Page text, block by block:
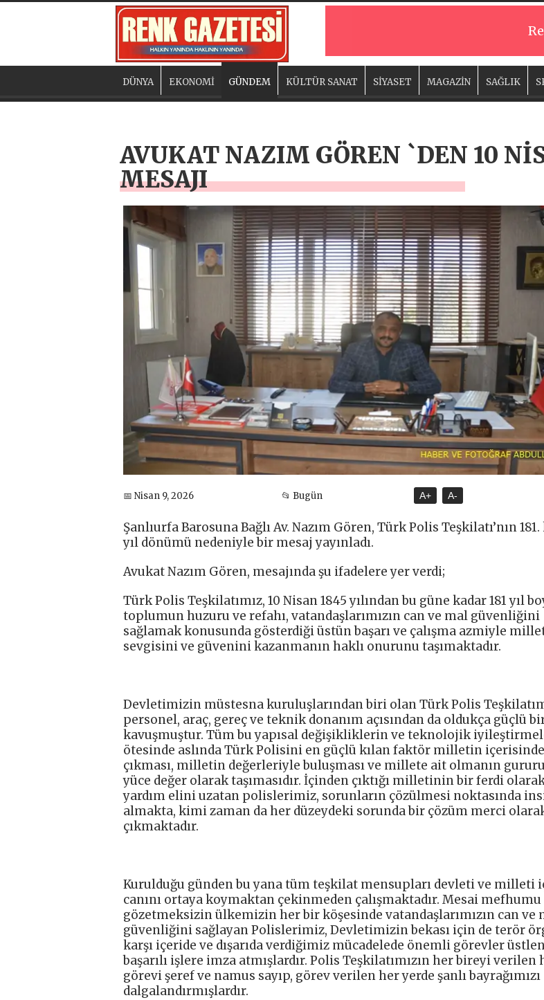
DÜNYA EKONOMİ GÜNDEM KÜLTÜR SANAT SİYASET MAGAZİN SAĞLIK
AVUKAT NAZIM GÖREN `DEN 10
MESAJI
📅 Nisan 9, 2026 📂 Bugün A+ A-
Şanlıurfa Barosuna Bağlı Av. Nazım Gören, Türk Polis Teşkilatı’nın
yıl dönümü nedeniyle bir mesaj yayınladı.
Avukat Nazım Gören, mesajında şu ifadelere yer verdi;
Türk Polis Teşkilatımız, 10 Nisan 1845 yılından bu güne kadar 181 yıl
toplumun huzuru ve refahı, vatandaşlarımızın can ve mal güvenliğini
sağlamak konusunda gösterdiği üstün başarı ve çalışma azmiyle
sevgisini ve güvenini kazanmanın haklı onurunu taşımaktadır.
Devletimizin müstesna kuruluşlarından biri olan Türk Polis
personel, araç, gereç ve teknik donanım açısından da oldukça güçlü
kavuşmuştur. Tüm bu yapısal değişikliklerin ve teknolojik
ötesinde aslında Türk Polisini en güçlü kılan faktör milletin
çıkması, milletin değerleriyle buluşması ve millete ait olmanın
yüce değer olarak taşımasıdır. İçinden çıktığı milletinin bir ferdi
yardım elini uzatan polislerimiz, sorunların çözülmesi noktasında
almakta, kimi zaman da her düzeydeki sorunda bir çözüm merci
çıkmaktadır.
Kurulduğu günden bu yana tüm teşkilat mensupları devleti ve milleti
canını ortaya koymaktan çekinmeden çalışmaktadır. Mesai mefhumu
gözetmeksizin ülkemizin her bir köşesinde vatandaşlarımızın can ve
güvenliğini sağlayan Polislerimiz, Devletimizin bekası için de terör
karşı içeride ve dışarıda verdiğimiz mücadelede önemli görevler
başarılı işlere imza atmışlardır. Polis Teşkilatımızın her bireyi verilen
görevi şeref ve namus sayıp, görev verilen her yerde şanlı bayrağımızı
dalgalandırmışlardır.